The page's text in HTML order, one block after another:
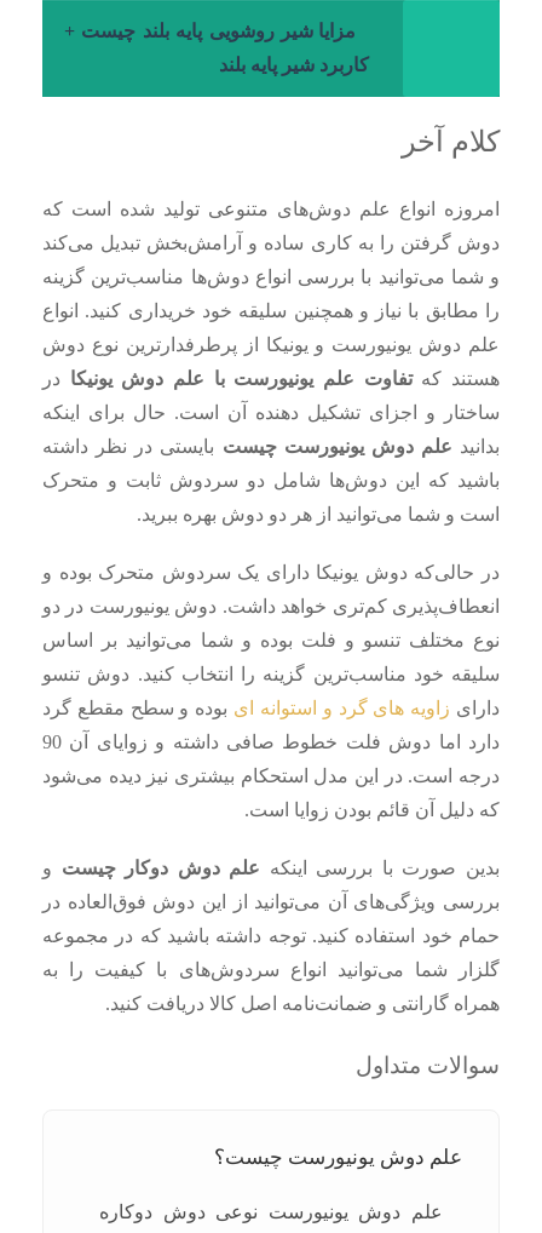
مزایا شیر روشویی پایه بلند چیست +
کاربرد شیر پایه بلند
کلام آخر
امروزه انواع علم دوش‌های متنوعی تولید شده است که
دوش گرفتن را به کاری ساده و آرامش‌بخش تبدیل می‌کند
و شما می‌توانید با بررسی انواع دوش‌ها مناسب‌ترین گزینه
را مطابق با نیاز و همچنین سلیقه خود خریداری کنید. انواع
علم دوش یونیورست و یونیکا از پرطرفدارترین نوع دوش
هستند کهتفاوت علم یونیورست با علم دوش یونیکا در
ساختار و اجزای تشکیل دهنده آن است. حال برای اینکه
بدانید علم دوش یونیورست چیست بایستی در نظر داشته
باشید که این دوش‌ها شامل دو سردوش ثابت و متحرک
است و شما می‌توانید از هر دو دوش بهره ببرید.
در حالی‌که دوش یونیکا دارای یک سردوش متحرک بوده و
انعطاف‌پذیری کم‌تری خواهد داشت. دوش یونیورست در دو
نوع مختلف تنسو و فلت بوده و شما می‌توانید بر اساس
سلیقه خود مناسب‌ترین گزینه را انتخاب کنید. دوش تنسو
دارای زاویه‌ های گرد و استوانه‌ ای بوده و سطح مقطع گرد
دارد اما دوش فلت خطوط صافی داشته و زوایای آن 90
درجه است. در این مدل استحکام بیشتری نیز دیده می‌شود
که دلیل آن قائم بودن زوایا است.
بدین صورت با بررسی اینکه علم دوش دوکار چیست و
بررسی ویژگی‌های آن می‌توانید از این دوش فوق‌العاده در
حمام خود استفاده کنید. توجه داشته باشید که در مجموعه
گلزار شما می‌توانید انواع سردوش‌های با کیفیت را به
همراه گارانتی و ضمانت‌نامه اصل کالا دریافت کنید.
سوالات متداول
علم دوش یونیورست چیست؟
علم دوش یونیورست نوعی دوش دوکاره